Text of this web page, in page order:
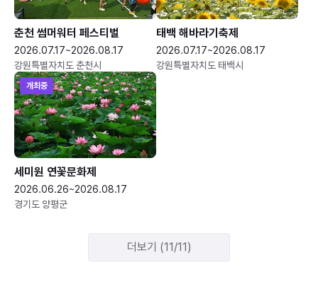
춘천 썸머워터 페스티벌
2026.07.17~2026.08.17
강원특별자치도 춘천시
태백 해바라기축제
2026.07.17~2026.08.17
강원특별자치도 태백시
개최중
세미원 연꽃문화제
2026.06.26~2026.08.17
경기도 양평군
더보기 (11/11)